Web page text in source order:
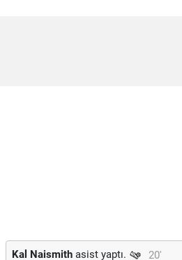
20'
Kal Naismith asist yaptı.